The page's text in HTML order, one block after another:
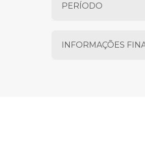
PERÍODO
INFORMAÇÕES